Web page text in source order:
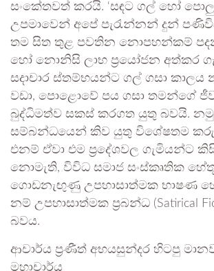
සංකේතවත් කරයි. ‘සඳට ගල් හෝ පොලු
උපමාවෙන් අපේ පැරැන්නන් දුන්
තම සිත තුළ පවතින නොපහන්කම්
හෝ නොනිසි ලාභ ප්‍රයෝජන අත්කර
සදාචාර ස්තම්භයන්ට ගල් ගසා කාලය
වඩා, පොළොවේ පය ගසා තමන්ගේ
බුද්ධිමත්ව සකස් කරගත යුතු බවයි.
සම්බන්ධයෙන් කිව යුතු විශේෂතම
එනම් ඒවා එම ප්‍රදේශවල ගැමියන්ට
නොමැති, විවිධ සමාජ සංස්කෘතික
ගොඩනැඟුණු උපහාසාත්මක භාෂණ
නම් උපහාසාත්මක ප්‍රබන්ධ (Satirical
බවය.
ආචාර්ය ප්‍රණීත් අභයසුන්දර හිටපු මානව
මහාචාර්ය